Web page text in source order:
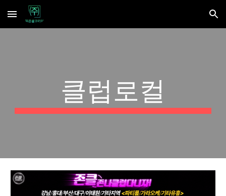
Skip to main content Skip to navigation
클럽로컬